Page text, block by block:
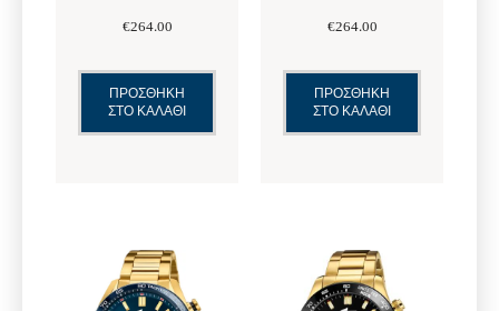
€264.00
ΠΡΟΣΘΗΚΗ
ΣΤΟ ΚΑΛΑΘΙ
€264.00
ΠΡΟΣΘΗΚΗ
ΣΤΟ ΚΑΛΑΘΙ